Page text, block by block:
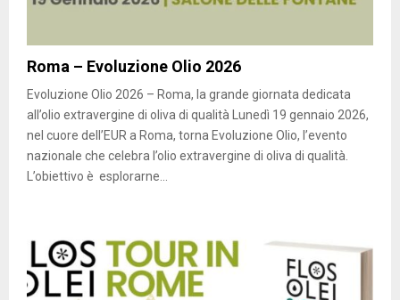
Roma – Evoluzione Olio 2026
Evoluzione Olio 2026 – Roma, la grande giornata dedicata
all’olio extravergine di oliva di qualità Lunedì 19 gennaio 2026,
nel cuore dell’EUR a Roma, torna Evoluzione Olio, l’evento
nazionale che celebra l’olio extravergine di oliva di qualità.
L’obiettivo è esplorarne...